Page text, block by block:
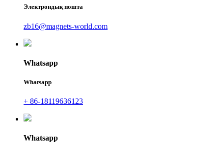
Электрондық пошта
zb16@magnets-world.com
Whatsapp
Whatsapp
+ 86-18119636123
Whatsapp